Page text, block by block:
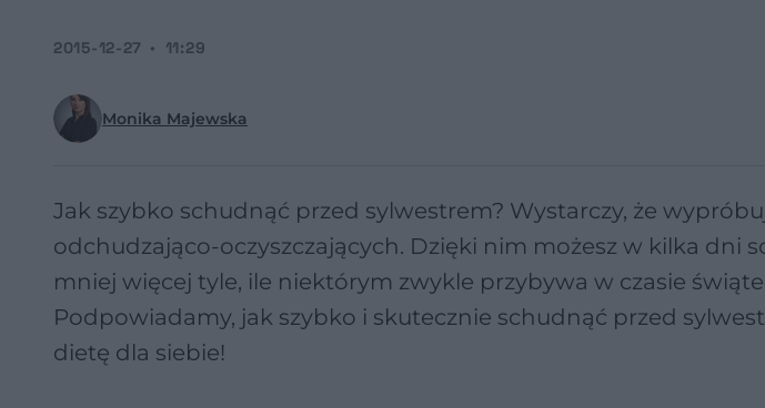
Monika Majewska
2015-12-27 11:29
Jak szybko schudnąć przed sylwestrem? Wystarczy, że
odchudzająco-oczyszczających. Dzięki nim możesz w kilka dni
mniej więcej tyle, ile niektórym zwykle przybywa w czasie
Podpowiadamy, jak szybko i skutecznie schudnąć przed
dietę dla siebie!